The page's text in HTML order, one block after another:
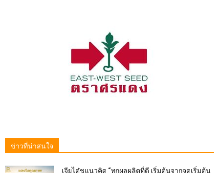
ข่าวที่น่าสนใจ
เจียไต๋ชูแนวคิด “ทุกผลผลิตที่ดี เริ่มต้นจากจุดเริ่มต้น